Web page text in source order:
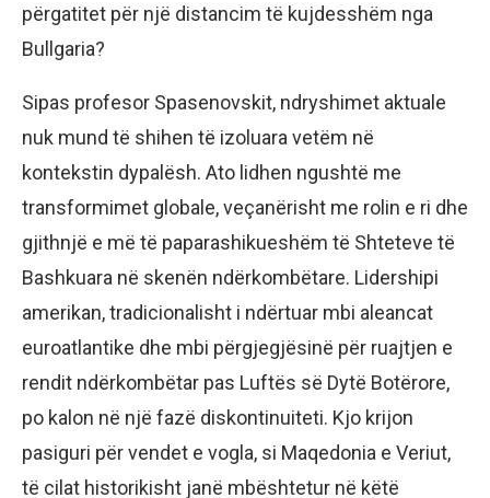
përgatitet për një distancim të kujdesshëm nga
Bullgaria?
Sipas profesor Spasenovskit, ndryshimet aktuale
nuk mund të shihen të izoluara vetëm në
kontekstin dypalësh. Ato lidhen ngushtë me
transformimet globale, veçanërisht me rolin e ri dhe
gjithnjë e më të paparashikueshëm të Shteteve të
Bashkuara në skenën ndërkombëtare. Lidershipi
amerikan, tradicionalisht i ndërtuar mbi aleancat
euroatlantike dhe mbi përgjegjësinë për ruajtjen e
rendit ndërkombëtar pas Luftës së Dytë Botërore,
po kalon në një fazë diskontinuiteti. Kjo krijon
pasiguri për vendet e vogla, si Maqedonia e Veriut,
të cilat historikisht janë mbështetur në këtë